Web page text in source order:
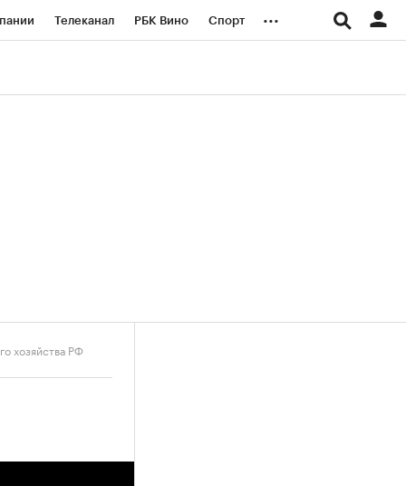
Телеканал РБК Вино Спорт ...
хозяйства РФ